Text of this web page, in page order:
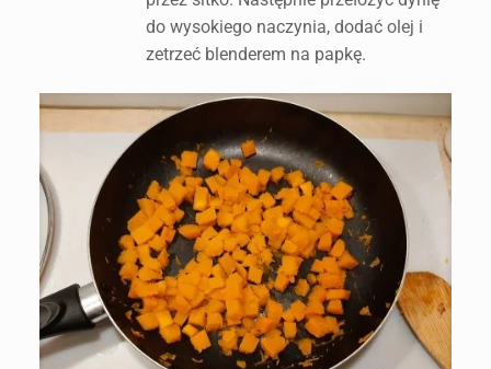
do wysokiego naczynia, dodać olej i
zetrzeć blenderem na papkę.